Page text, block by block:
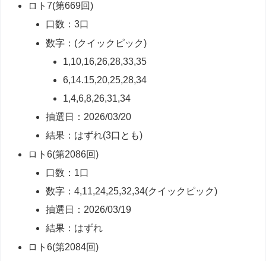
ロト7(第669回)
口数：3口
数字：(クイックピック)
1,10,16,26,28,33,35
6,14.15,20,25,28,34
1,4,6,8,26,31,34
抽選日：2026/03/20
結果：はずれ(3口とも)
ロト6(第2086回)
口数：1口
数字：4,11,24,25,32,34(クイックピック)
抽選日：2026/03/19
結果：はずれ
ロト6(第2084回)